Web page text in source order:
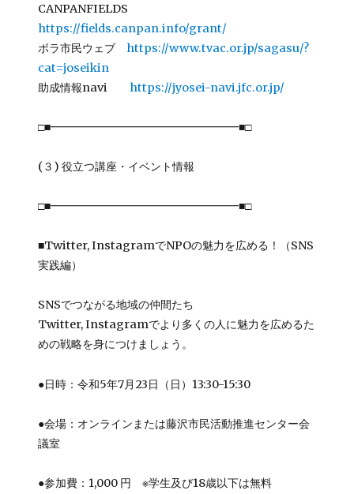
CANPANFIELDS
https://fields.canpan.info/grant/
ボラ市民ウェブ https://www.tvac.or.jp/sagasu/?
cat=joseikin
助成情報navi https://jyosei-navi.jfc.or.jp/
□■━━━━━━━━━━━━━━━━━■□
(３) 役立つ講座・イベント情報
□■━━━━━━━━━━━━━━━━━■□
■Twitter, InstagramでNPOの魅力を広める！（SNS
実践編）
SNSでつながる地域の仲間たち
Twitter, Instagramでより多くの人に魅力を広めるた
めの戦略を身につけましょう。
●日時：令和5年7月23日（日）13:30-15:30
●会場：オンラインまたは藤沢市民活動推進センター会
議室
●参加費：1,000 円 ※学生及び18歳以下は無料